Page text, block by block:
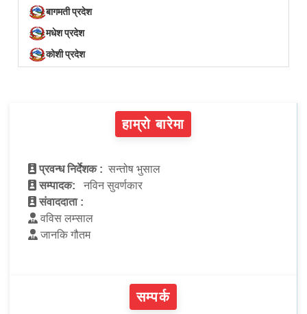
बागमती प्रदेश
मधेश प्रदेश
कोशी प्रदेश
हाम्रो बारेमा
प्रवन्ध निर्देशक : सन्तोष भुसाल
सम्पादक:
नविन सुवर्णकार
संवाददाता :
वविस लम्साल
जानकि गौतम
सम्पर्क